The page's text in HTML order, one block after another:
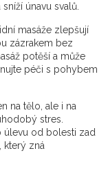
únavu svalů.
masáže zlepšují
zázrakem bez
potěší a může
péči s pohybem
na tělo, ale i na
stres.
úlevu od bolesti zad
který zná